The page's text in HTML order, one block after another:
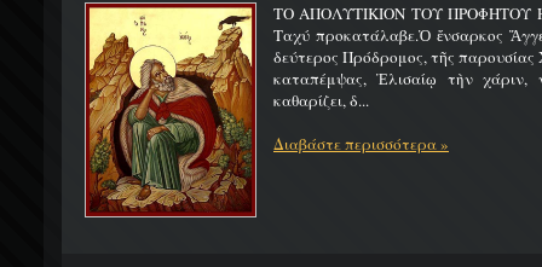
ΤΟ ΑΠΟΛΥΤΙΚΙΟΝ ΤΟΥ ΠΡΟΦΗΤΟΥ
Ταχύ προκατάλαβε.Ὁ ἔνσαρκος
δεύτερος Πρόδρομος, τῆς παρουσίας
καταπέμψας, Ἐλισαίῳ τὴν χάριν,
καθαρίζει, δ...
Διαβάστε περισσότερα »